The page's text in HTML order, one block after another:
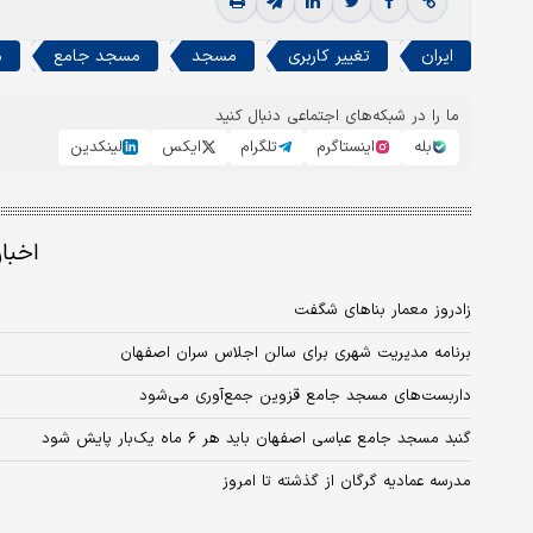
ایران تغییر کاربری مسجد مسجد جامع
ما را در شبکه‌های اجتماعی دنبال کنید
بله
اینستاگرم تلگرام ایکس لینکدین
زادروز معمار بناهای شگفت
برنامه مدیریت شهری برای سالن اجلاس سران اصفهان
داربست‏‏‌های مسجد جامع قزوین جمع‏‏‌آوری می‌شود
گنبد مسجد جامع عباسی اصفهان باید هر ۶ ماه یک‌بار پایش شود
مدرسه عمادیه گرگان از گذشته تا امروز